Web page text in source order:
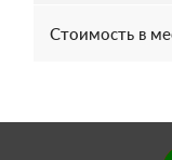
Стоимость в